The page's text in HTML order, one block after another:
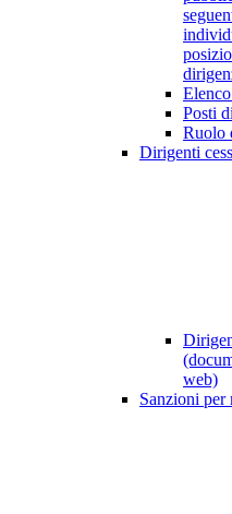
Posti
Ruolo
Dirigenti
web)
Sanzioni per